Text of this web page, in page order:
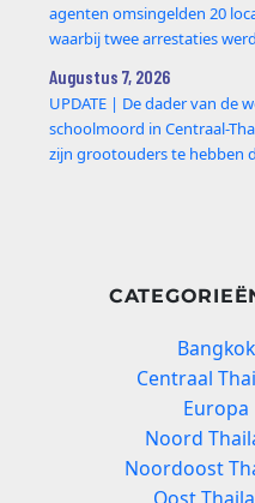
agenten omsingelden 20
waarbij twee arrestaties
Augustus 7, 2026
UPDATE | De dader van de
schoolmoord in Centraal-
zijn grootouders te hebben
Bangkok
Centraal
Europa
Noord
Noordoost